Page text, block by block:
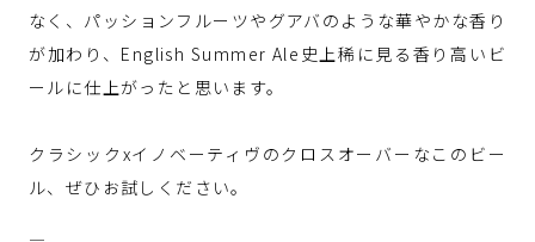
なく、パッションフルーツやグアバのような華やかな香り
が加わり、English Summer Ale史上稀に見る香り高いビ
ールに仕上がったと思います。
クラシックxイノベーティヴのクロスオーバーなこのビー
ル、ぜひお試しください。